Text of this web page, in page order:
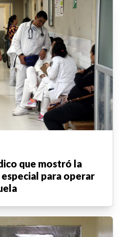
que mostró la
para operar